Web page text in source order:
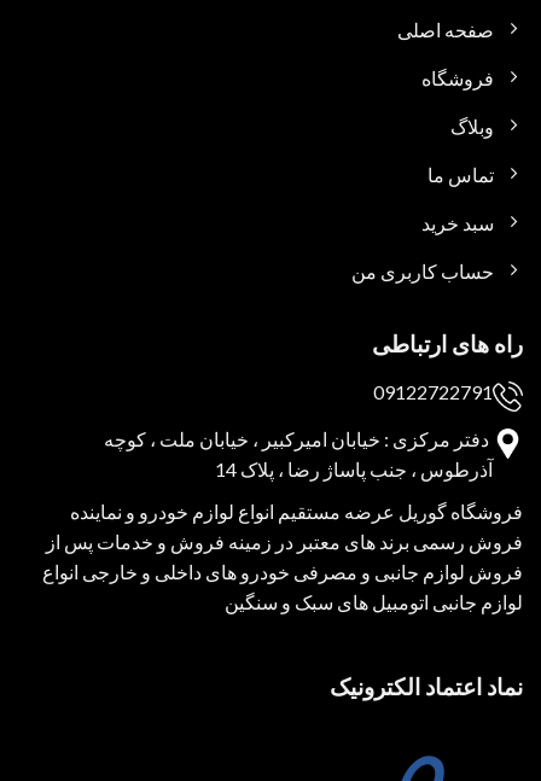
صفحه اصلی
فروشگاه
وبلاگ
تماس ما
سبد خرید
حساب کاربری من
راه های ارتباطی
09122722791
دفتر مرکزی : خیابان امیرکبیر ، خیابان ملت ، کوچه
آذرطوس ، جنب پاساژ رضا ، پلاک 14
فروشگاه گوریل عرضه مستقیم انواع لوازم خودرو و نماینده
فروش رسمی برند های معتبر در زمینه فروش و خدمات پس از
فروش لوازم جانبی و مصرفی خودرو های داخلی و خارجی انواع
لوازم جانبی اتومبیل های سبک و سنگین
نماد اعتماد الکترونیک